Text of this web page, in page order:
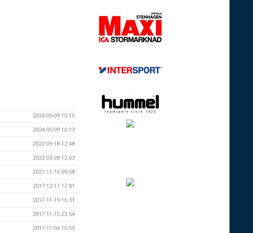
2024-05-09 10:15
2024-05-09 10:13
2022-09-18 12:48
2022-03-28 12:03
2021-11-16 09:58
2017-12-17 17:01
2017-11-19 16:31
2017-11-15 23:54
2017-11-04 10:59